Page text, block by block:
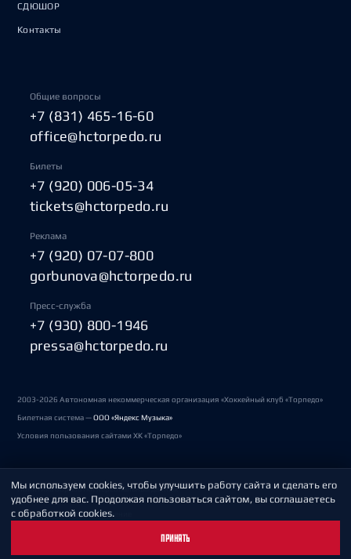
СДЮШОР
Контакты
Общие вопросы
+7 (831) 465-16-60
office@hctorpedo.ru
Билеты
+7 (920) 006-05-34
tickets@hctorpedo.ru
Реклама
+7 (920) 07-07-800
gorbunova@hctorpedo.ru
Пресс-служба
+7 (930) 800-1946
pressa@hctorpedo.ru
2003-2026 Автономная некоммерческая организация «Хоккейный клуб «Торпедо»
Билетная система —ООО «Яндекс Музыка»
Условия пользования сайтами ХК «Торпедо»
Политика обработки персональных данных
Пользовательское соглашение
Мы используем cookies, чтобы улучшить работу сайта и сделать его
удобнее для вас. Продолжая пользоваться сайтом, вы соглашаетесь
с обработкой cookies.
ПРИНЯТЬ